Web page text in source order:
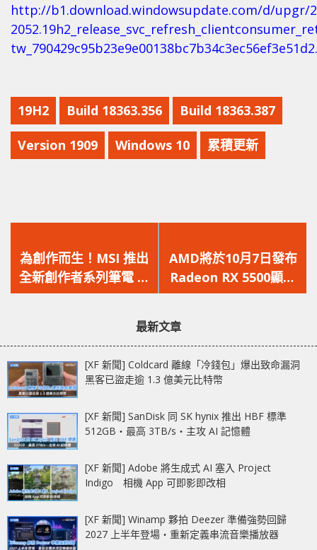
http://b1.download.windowsupdate.com/d/upgr/
19H2 Build 18363.356 Build 18363.387
Version 1909 Windows 10 累積更新
一
篇
文
為創作而生！MSI 推出
全新創作者系列筆電 領
先搭載第 10 代 Intel
一
篇
文
AMD將於10月7日發布
Radeon RX 5500顯示
卡
最新文章
[XF 新聞] Coldcard 離線「冷錢包」爆出致命漏洞
黑客已盜走逾 1.3 億美元比特幣
[XF 新聞] SanDisk 同 SK hynix 推出 HBF 標準
512GB‧最高 3TB/s‧主攻 AI 記憶體
[XF 新聞] Adobe 將生成式 AI 塞入 Project
Indigo 相機 App 可即影即改相
[XF 新聞] Winamp 夥拍 Deezer 準備強勢回歸
2027 上半年登場‧重新定義串流音樂播放器